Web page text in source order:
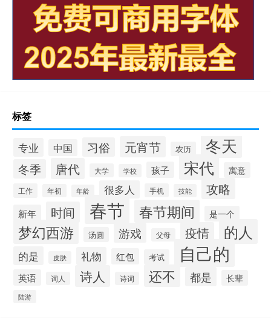
标签
专业 中国 习俗 元宵节 农历 冬天
冬季 唐代 大学 学校 孩子 宋代 寓意
工作 年初 年龄 很多人 手机 技能 攻略
新年 时间 春节 春节期间 是一个
梦幻西游 汤圆 游戏 父母 疫情 的人
的是 皮肤 礼物 红包 考试 自己的
英语 词人 诗人 诗词 还不 都是 长辈
陆游